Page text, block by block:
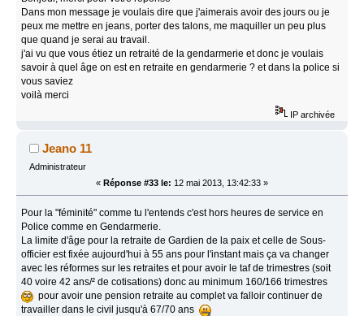
Dans mon message je voulais dire que j'aimerais avoir des jours ou je
peux me mettre en jeans, porter des talons, me maquiller un peu plus
que quand je serai au travail.
j'ai vu que vous étiez un retraité de la gendarmerie et donc je voulais
savoir à quel âge on est en retraite en gendarmerie ? et dans la police si
vous saviez
voilà merci
IP archivée
Jeano 11
Administrateur
« Réponse #33 le: 12 mai 2013, 13:42:33 »
Pour la "féminité" comme tu l'entends c'est hors heures de service en
Police comme en Gendarmerie.
La limite d'âge pour la retraite de Gardien de la paix et celle de Sous-
officier est fixée aujourd'hui à 55 ans pour l'instant mais ça va changer
avec les réformes sur les retraites et pour avoir le taf de trimestres (soit
40 voire 42 ans/² de cotisations) donc au minimum 160/166 trimestres
pour avoir une pension retraite au complet va falloir continuer de
travailler dans le civil jusqu'à 67/70 ans